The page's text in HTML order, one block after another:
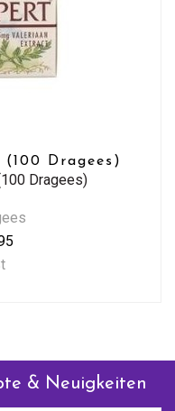
Dragees)
Dragees)
& Neuigkeiten